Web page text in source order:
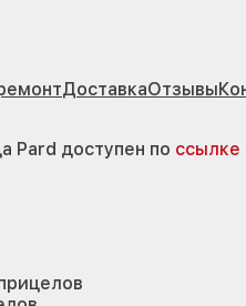
ДоставкаОтзывы
Pard доступен по ссылке